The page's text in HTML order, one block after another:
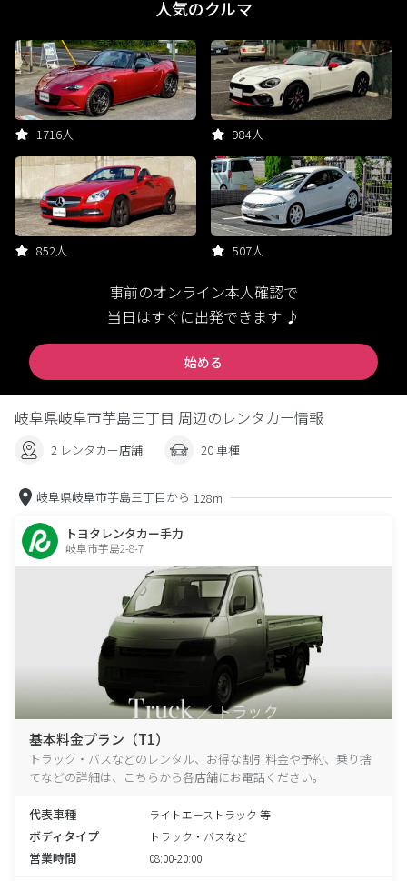
人気のクルマ
1716人 984人
852人 507人
事前のオンライン本人確認で
当日はすぐに出発できます ♪
始める
岐阜県岐阜市芋島三丁目 周辺のレンタカー情報
2 レンタカー店舗 20 車種
岐阜県岐阜市芋島三丁目から 128m
トヨタレンタカー手力
岐阜市芋島2-8-7
基本料金プラン（T1）
トラック・バスなどのレンタル、お得な割引料金や予約、乗り捨
てなどの詳細は、こちらから各店舗にお電話ください。
代表車種 ライトエーストラック 等
ボディタイプ トラック・バスなど
営業時間 08:00-20:00